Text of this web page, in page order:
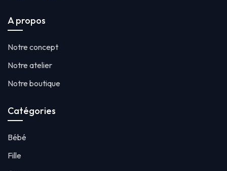
A propos
Notre concept
Notre atelier
Notre boutique
Catégories
Bébé
Fille